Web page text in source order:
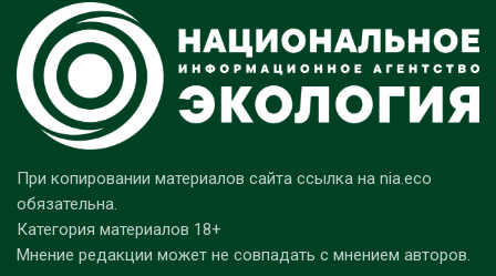
При копировании материалов сайта ссылка на nia.eco
обязательна.
Категория материалов 18+
Мнение редакции может не совпадать с мнением авторов.